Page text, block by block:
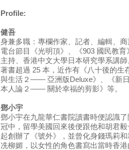
Profile:
健吾
身兼多職：專欄作家、記者、編輯、商
電台節目《光明頂》、《903 國民教育
主持、香港中文大學日本研究學系講師
著書超過 25 本，近作有《八十後的生
與生活２—— 亞洲版Deluxe》、《新
本人論２—— 關於幸福的剪影》等。
鄧小宇
鄧小宇在九龍華仁書院讀書時便認識了
冠中，留學美國回來後便跟他和胡君毅
起創辦了《號外》，並曾化身錢瑪莉和
冼柳媚，以女性的角色書寫出當時香港